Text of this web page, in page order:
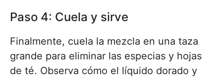
Paso 4: Cuela y sirve
Finalmente, cuela la mezcla en una taza
grande para eliminar las especias y hojas
de té. Observa cómo el líquido dorado y